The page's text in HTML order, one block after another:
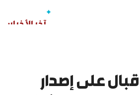
على إصدار